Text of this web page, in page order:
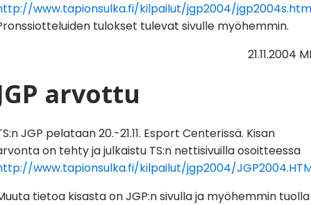
www.tapionsulka.fi/kilpailut/jgp2004/jgp2004s.htm
tulokset tulevat sivulle myöhemmin.
21.11.2004
arvottu
JGP pelataan 20.-21.11. Esport Centerissä. Kisan
on tehty ja julkaistu TS:n nettisivuilla osoitteessa
www.tapionsulka.fi/kilpailut/jgp2004/
tietoa kisasta onJGP:n sivulla ja myöhemmin tuolla